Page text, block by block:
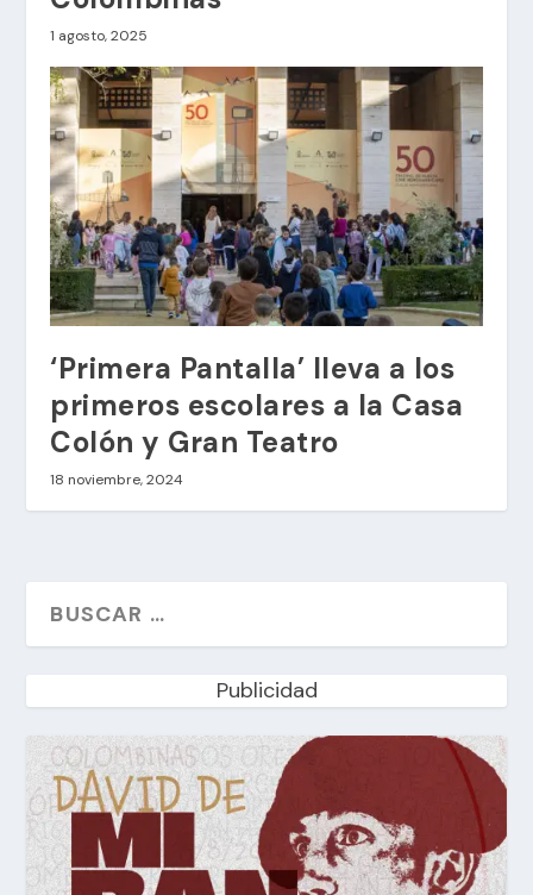
1 agosto, 2025
‘Primera Pantalla’ lleva a los
primeros escolares a la Casa
Colón y Gran Teatro
18 noviembre, 2024
Publicidad